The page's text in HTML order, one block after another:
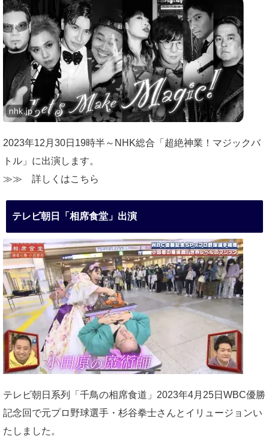
2023年12月30日19時半～NHK総合「超絶神業！マジックバ
トル」に出演します。
≫≫ 詳しくはこちら
テレビ朝日「相席食堂」出演
テレビ朝日系列「千鳥の相席食道」2023年4月25日WBC優勝
記念回で元プロ野球選手・杉谷拳士さんとイリュージョンい
たしました。